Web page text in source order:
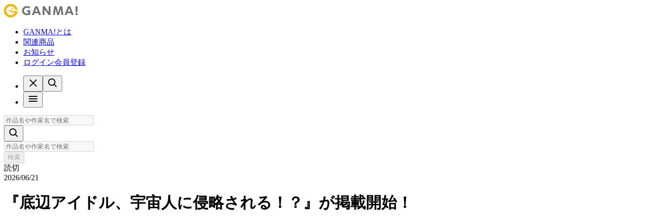
GANMA!とは
関連商品
お知らせ
ログイン会員登録
検索
読切
2026/06/21
『底辺アイドル、宇宙人に侵略される！？』が掲載開始！